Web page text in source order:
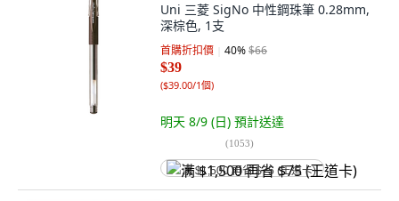
Uni 三菱 SigNo 中性鋼珠筆 0.28mm,
深棕色, 1支
首購折扣價 40%$66
$39
($39.00/1個)
明天 8/9 (日) 預計送達
(1053)
满 $1,500 再省 $75 (王道卡)